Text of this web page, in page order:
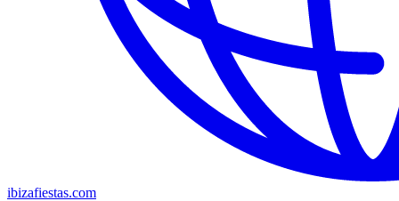
ibizafiestas.com